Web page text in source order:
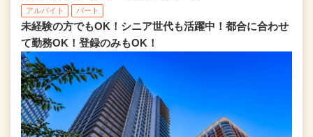
アルバイト パート
未経験の方でもOK！シニア世代も活躍中！都合に合わせ
て勤務OK！登録のみもOK！